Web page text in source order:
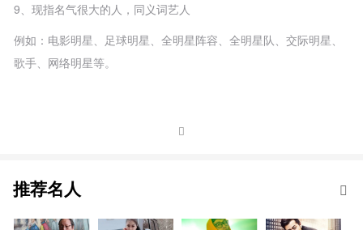
9、现指名气很大的人，同义词艺人
例如：电影明星、足球明星、全明星阵容、全明星队、交际明星、
歌手、网络明星等。
推荐名人